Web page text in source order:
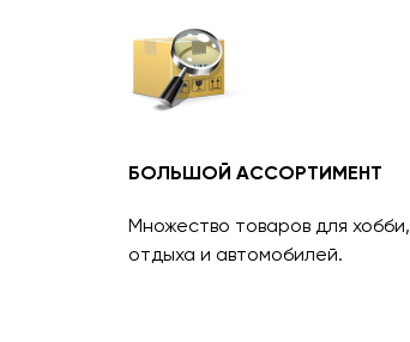
БОЛЬШОЙ АССОРТИМЕНТ
Множество товаров для хобби,
отдыха и автомобилей.